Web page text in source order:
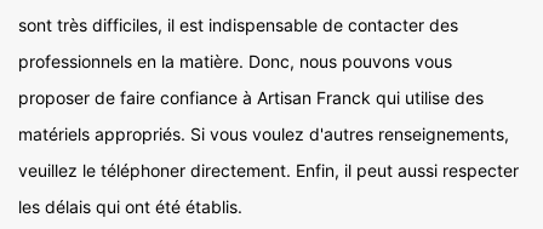
sont très difficiles, il est indispensable de contacter des
professionnels en la matière. Donc, nous pouvons vous
proposer de faire confiance à Artisan Franck qui utilise des
matériels appropriés. Si vous voulez d'autres renseignements,
veuillez le téléphoner directement. Enfin, il peut aussi respecter
les délais qui ont été établis.